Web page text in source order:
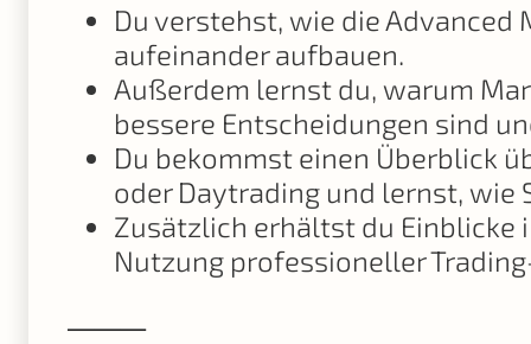
Du verstehst, wie die
aufeinander aufbauen.
Außerdem lernst du, warum
bessere Entscheidungen sind
Du bekommst einen Überblick
oder Daytrading und lernst, wie
Zusätzlich erhältst du Einblicke
Nutzung professioneller
⸻